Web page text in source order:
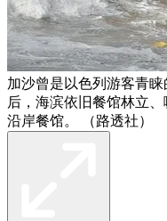
加沙曾是以色列游客青
后，海滨依旧餐馆林立
沿岸餐馆。 （路透社）